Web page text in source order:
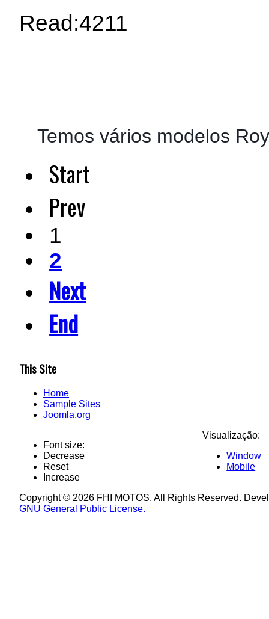
Read:4211
Temos vários modelos
Start
Prev
1
2
Next
End
This Site
Home
Sample Sites
Joomla.org
Font size:
Decrease
Reset
Increase
Visualização:
Window
Mobile
Copyright © 2026 FHI MOTOS. All Rights Reserved.
GNU General Public License.